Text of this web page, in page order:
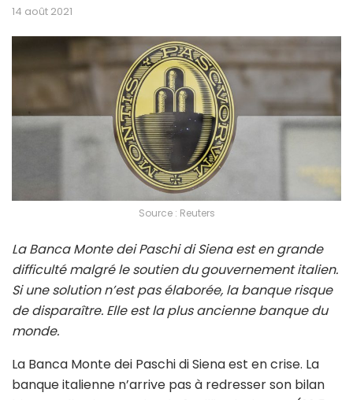
14 août 2021
Source : Reuters
La Banca Monte dei Paschi di Siena est en grande
difficulté malgré le soutien du gouvernement italien.
Si une solution n’est pas élaborée, la banque risque
de disparaître. Elle est la plus ancienne banque du
monde.
La Banca Monte dei Paschi di Siena est en crise. La
banque italienne n’arrive pas à redresser son bilan